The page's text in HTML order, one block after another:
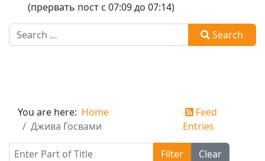
(прервать пост с 07:09 до 07:14)
Search
Search
You are here: Home
Джива Госвами
Feed
Entries
Enter Part of Title
Filter
Clear